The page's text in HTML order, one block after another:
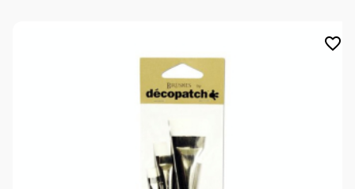
favorite_border